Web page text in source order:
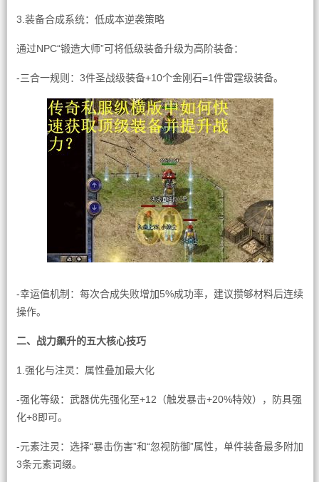
3.装备合成系统：低成本逆袭策略
通过NPC“锻造大师”可将低级装备升级为高阶装备：
-三合一规则：3件圣战级装备+10个金刚石=1件雷霆级装备。
-幸运值机制：每次合成失败增加5%成功率，建议攒够材料后连续
操作。
二、战力飙升的五大核心技巧
1.强化与注灵：属性叠加最大化
-强化等级：武器优先强化至+12（触发暴击+20%特效），防具强
化+8即可。
-元素注灵：选择“暴击伤害”和“忽视防御”属性，单件装备最多附加
3条元素词缀。